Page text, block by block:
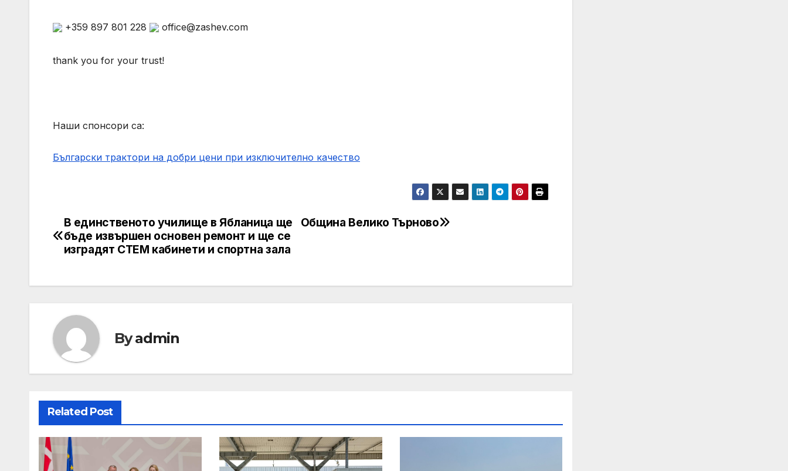
+359 897 801 228 office@zashev.com
thank you for your trust!
Наши спонсори са:
Български трактори на добри цени при изключително качество
Post
navigation
Община Велико Търново
В единственото училище в Ябланица ще
бъде извършен основен ремонт и ще се
изградят СТЕМ кабинети и спортна зала
Byadmin
Related Post